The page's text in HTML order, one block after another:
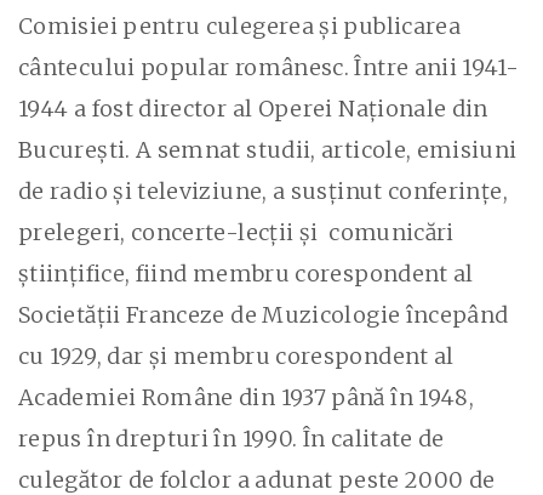
Comisiei pentru culegerea și publicarea
cântecului popular românesc. Între anii 1941-
1944 a fost director al Operei Naționale din
București. A semnat studii, articole, emisiuni
de radio și televiziune, a susținut conferințe,
prelegeri, concerte-lecții și comunicări
științifice, fiind membru corespondent al
Societății Franceze de Muzicologie începând
cu 1929, dar și membru corespondent al
Academiei Române din 1937 până în 1948,
repus în drepturi în 1990. În calitate de
culegător de folclor a adunat peste 2000 de